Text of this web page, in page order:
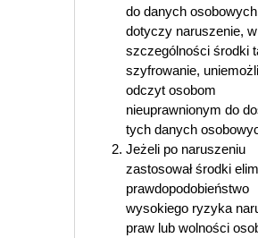
do danych
dotyczy naruszenie, w
szczególności środki
szyfrowanie,
odczyt osobom
nieuprawnionym do
tych danych
Jeżeli po naruszeniu
zastosował środki
prawdopodobieństwo
wysokiego ryzyka
praw lub wolności